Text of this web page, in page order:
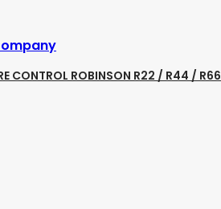
CONTROL ROBINSON R22 / R44 / R66